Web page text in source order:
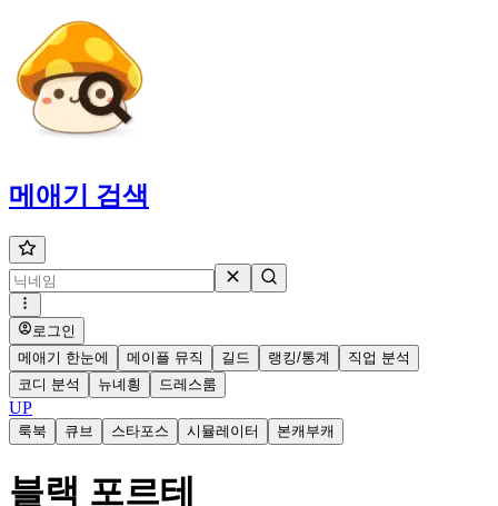
메애기 검색
로그인
메애기 한눈에
메이플 뮤직 길드 랭킹/통계
직업 분석
코디 분석
뉴녜힁 드레스룸
UP
룩북 큐브 스타포스 시뮬레이터 본캐부캐
블랙 포르테